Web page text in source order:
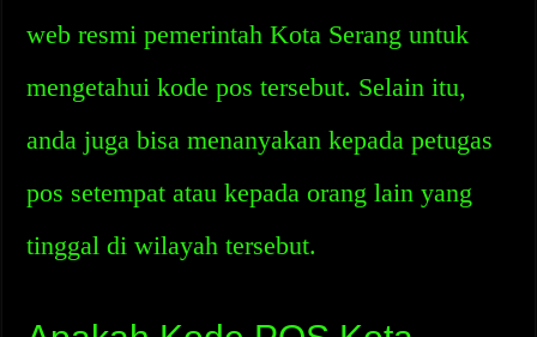
web resmi pemerintah Kota Serang untuk
mengetahui kode pos tersebut. Selain itu,
anda juga bisa menanyakan kepada petugas
pos setempat atau kepada orang lain yang
tinggal di wilayah tersebut.